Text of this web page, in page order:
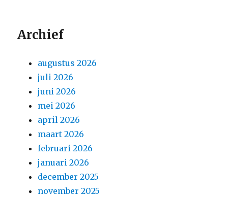
Archief
augustus 2026
juli 2026
juni 2026
mei 2026
april 2026
maart 2026
februari 2026
januari 2026
december 2025
november 2025